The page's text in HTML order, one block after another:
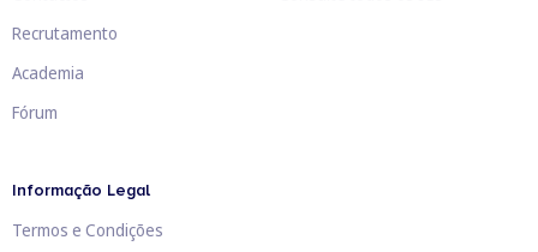
Recrutamento
Academia
Fórum
Informação Legal
Termos e Condições